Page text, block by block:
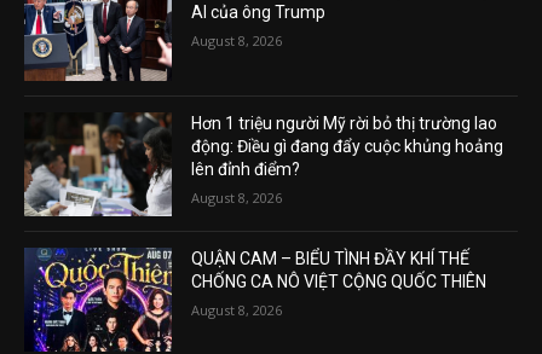
AI của ông Trump
August 8, 2026
Hơn 1 triệu người Mỹ rời bỏ thị trường lao
động: Điều gì đang đẩy cuộc khủng hoảng
lên đỉnh điểm?
August 8, 2026
QUẬN CAM – BIỂU TÌNH ĐẦY KHÍ THẾ
CHỐNG CA NÔ VIỆT CỘNG QUỐC THIÊN
August 8, 2026